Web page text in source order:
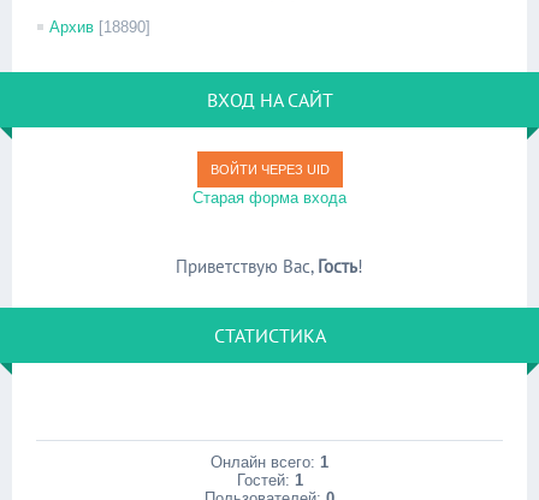
Архив [18890]
ВХОД НА САЙТ
ВОЙТИ ЧЕРЕЗ UID
Старая форма входа
Приветствую Вас, Гость!
СТАТИСТИКА
Онлайн всего: 1
Гостей: 1